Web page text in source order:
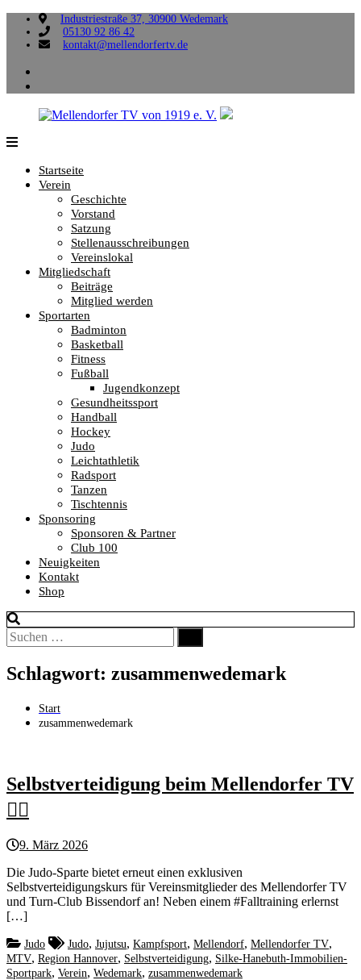
Zum
Inhalt
springen
Industriestraße 37, 30900 Wedemark
05130 92 86 42
kontakt@mellendorfertv.de
Vielfalt,Startseite
Verein
Geschichte
Vorstand
Satzung
Stellenausschreibungen
Vereinslokal
Mitgliedschaft
Beiträge
Mitglied werden
Sportarten
Badminton
Basketball
Fitness
Fußball
Jugendkonzept
Gesundheitssport
Handball
Hockey
Judo
Leichtathletik
Radsport
Tanzen
Tischtennis
Sponsoring
Sponsoren & Partner
Club 100
Neuigkeiten
Kontakt
Shop
Suchen
nach:
Schlagwort: zusammenwedemark
Start
zusammenwedemark
Selbstverteidigung beim Mellendorfer TV
🤼‍♂️
9. März 2026
Die Judo-Sparte bietet erneut einen exklusiven
Selbstverteidigungskurs für Vereinsmitglieder des Mellendorfer TV
und Turn-Club Bissendorf an! Neben einem #Falltraining erlernst
[…]
Judo Judo, Jujutsu, Kampfsport, Mellendorf, Mellendorfer TV,
MTV, Region Hannover, Selbstverteidigung, Silke-Hanebuth-Immobilien-
Sportpark, Verein, Wedemark, zusammenwedemark